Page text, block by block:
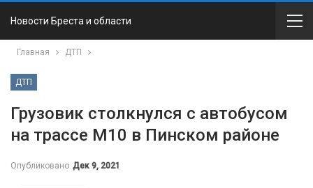
Новости Бреста и области
Главная ДТП
ДТП
Грузовик столкнулся с автобусом
на трассе М10 в Пинском районе
Опубликовано Дек 9, 2021